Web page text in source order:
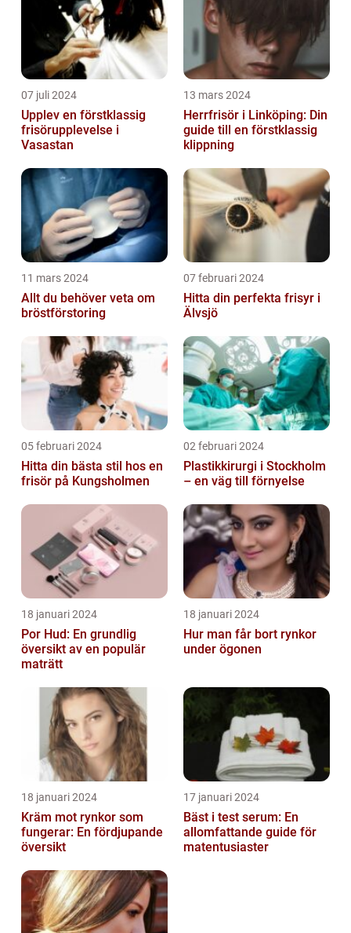
07 juli 2024
Upplev en förstklassig
frisörupplevelse i
Vasastan
13 mars 2024
Herrfrisör i Linköping: Din
guide till en förstklassig
klippning
11 mars 2024
Allt du behöver veta om
bröstförstoring
07 februari 2024
Hitta din perfekta frisyr i
Älvsjö
05 februari 2024
Hitta din bästa stil hos en
frisör på Kungsholmen
02 februari 2024
Plastikkirurgi i Stockholm
– en väg till förnyelse
18 januari 2024
Por Hud: En grundlig
översikt av en populär
maträtt
18 januari 2024
Hur man får bort rynkor
under ögonen
18 januari 2024
Kräm mot rynkor som
fungerar: En fördjupande
översikt
17 januari 2024
Bäst i test serum: En
allomfattande guide för
matentusiaster